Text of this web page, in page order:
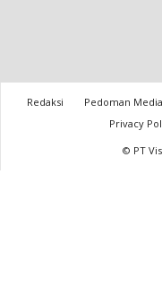
Redaksi Pedoman
Privacy
© PT